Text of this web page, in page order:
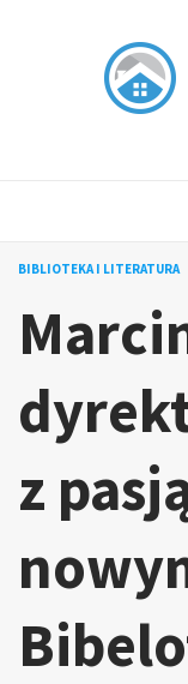
BIBLIOTEKA I LITERATURA
z